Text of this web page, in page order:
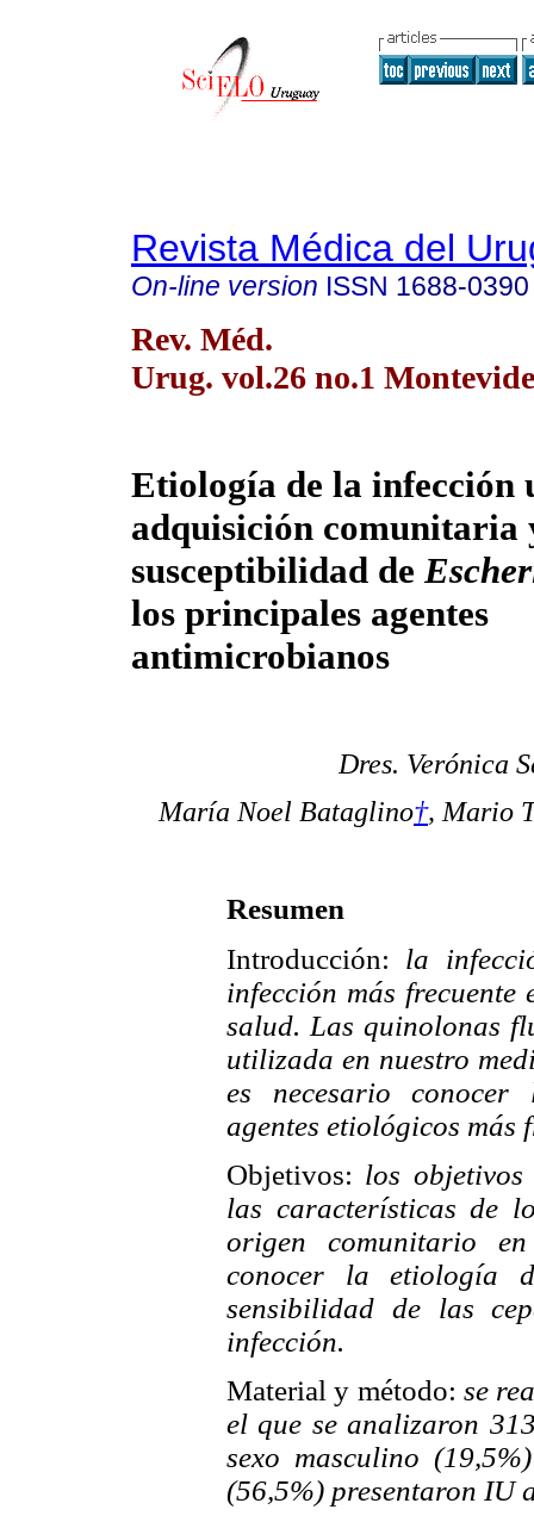
Revista Médica del
On-line version ISSN 1688-0390
Rev. Méd.
Urug. vol.26 no.1
Etiología de la infección
adquisición comunitaria
susceptibilidad de
los principales agentes
antimicrobianos
Dres. Verónica
María Noel Bataglino†, Mario
Resumen
Introducción: la
infección más
salud. Las quinolonas
utilizada en nuestro
es necesario
agentes etiológicos más
Objetivos: los
las características de
origen comunitario
conocer la etiología
sensibilidad de las
infección.
Material y método: se
el que se analizaron
sexo masculino
(56,5%) presentaron IU